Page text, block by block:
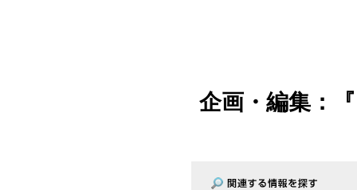
企画・編集：